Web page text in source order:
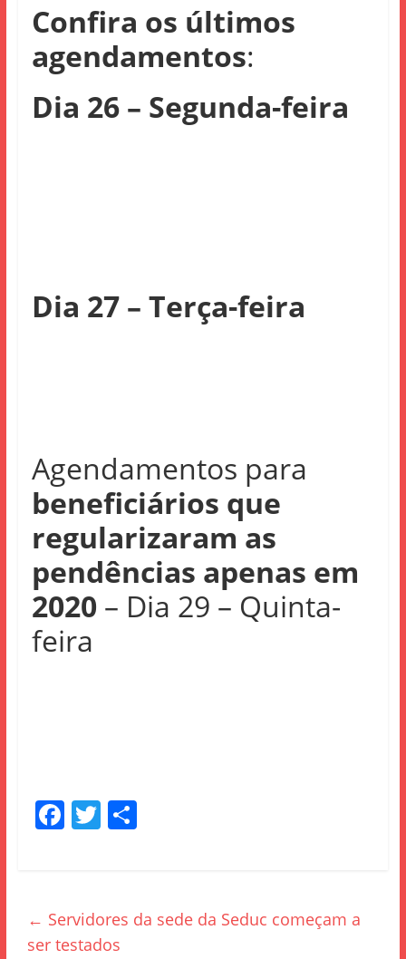
Confira os últimos
agendamentos:
Dia 26 – Segunda-feira
Dia 27 – Terça-feira
Agendamentos para
beneficiários que
regularizaram as
pendências apenas em
2020 – Dia 29 – Quinta-
feira
F
a
b
T
w
S
← Servidores da sede da Seduc começam a
ser testados